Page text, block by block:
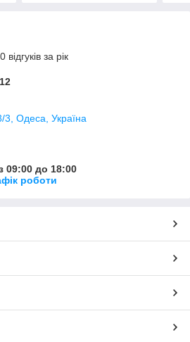
за рік
3, Одеса, Україна
09:00 до 18:00
роботи